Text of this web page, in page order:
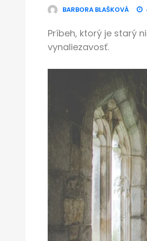
BARBORA BLAŠKOVÁ
Príbeh, ktorý je starý
vynaliezavosť.